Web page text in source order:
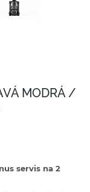
MODRÁ /
servis na 2